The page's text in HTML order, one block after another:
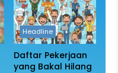
Headline
Daftar Pekerjaan
yang Bakal Hilang